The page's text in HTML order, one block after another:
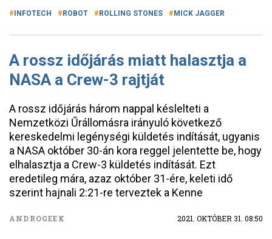
INFOTECH ROBOT ROLLING STONES MICK JAGGER
A rossz időjárás miatt halasztja a
NASA a Crew-3 rajtját
A rossz időjárás három nappal késlelteti a
Nemzetközi Űrállomásra irányuló következő
kereskedelmi legénységi küldetés indítását, ugyanis
a NASA október 30-án kora reggel jelentette be, hogy
elhalasztja a Crew-3 küldetés indítását. Ezt
eredetileg mára, azaz október 31-ére, keleti idő
szerint hajnali 2:21-re terveztek a Kenne
ANDROGEEK 2021. OKTÓBER 31. 08:50